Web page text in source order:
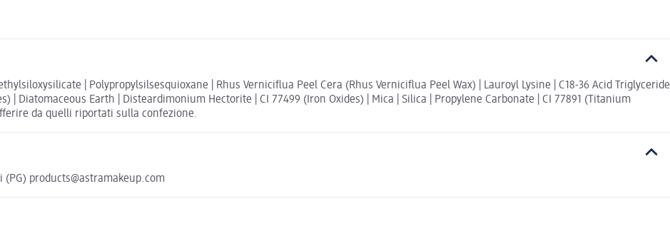
| Polypropylsilsesquioxane | Rhus Verniciflua Peel Cera (Rhus Verniciflua Peel Wax) | Lauroyl Lysine | C18-36 Acid Triglyceride
| Diatomaceous Earth | Disteardimonium Hectorite | CI 77499 (Iron Oxides) | Mica | Silica | Propylene Carbonate | CI 77891 (Titanium
da quelli riportati sulla confezione.
(PG) products@astramakeup.com